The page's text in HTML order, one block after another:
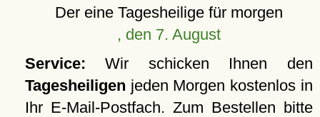
Der eine Tagesheilige für morgen
, den 7. August
Service: Wir schicken Ihnen den
Tagesheiligen jeden Morgen kostenlos in
Ihr E-Mail-Postfach. Zum Bestellen bitte